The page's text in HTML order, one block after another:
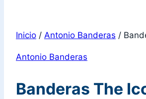
Inicio / Antonio Banderas /
Antonio Banderas
Banderas The